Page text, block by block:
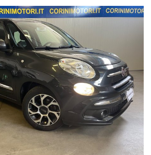
effettuare una prova su strada o per
CHIAMARE E CONCORDARE UN
AL NUMERO DIRETTO 339-7767294
conLAVAGGIO ed
degli interni.
DI CONFORMITA' 12 MESI e KM
nella FATTURA DI VENDITA.Le targhe
motivi di privacy ed eventualmente
di potenziali acquirenti interessati;
PROPRIETARIO" si escludono i
conFINANZIAMENTO, Assicurazione
furto, collisione o Kasko.
E RITIRARE
la vostra auto in un
previo appuntamento, effettuare il